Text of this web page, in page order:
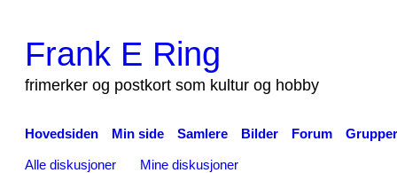
Frank E Ring
frimerker og postkort som kultur og hobby
Hovedsiden Min side Samlere Bilder Forum Grupper
Alle diskusjoner Mine diskusjoner